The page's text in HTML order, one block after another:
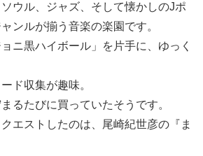
ウル、ジャズ、そして懐かしのJポ
ンルが揃う音楽の楽園です。
ニ黒ハイボール」を片手に、ゆっく
ド収集が趣味。
るたびに買っていたそうです。
エストしたのは、尾崎紀世彦の『ま